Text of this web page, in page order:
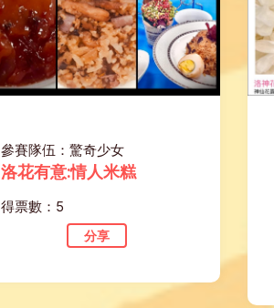
參賽隊伍：驚奇少女
洛花有意:情人米糕
得票數：5
分享